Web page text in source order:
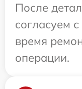
После
согласуем
время
операции.